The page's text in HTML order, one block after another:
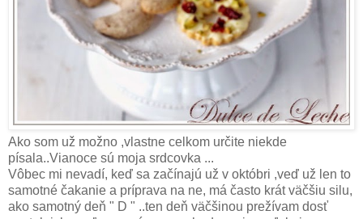
Ako som už možno ,vlastne celkom určite niekde
písala..Vianoce sú moja srdcovka ...
Vôbec mi nevadí, keď sa začínajú už v októbri ,veď už len to
samotné čakanie a príprava na ne, má často krát väčšiu silu,
ako samotný deň " D " ..ten deň väčšinou prežívam dosť